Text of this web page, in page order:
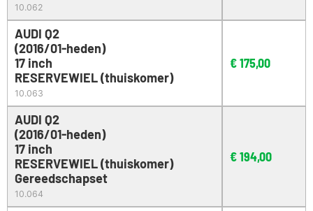
10.062
AUDI Q2
(2016/01-heden)
17 inch
RESERVEWIEL (thuiskomer)
10.063
€175,00
AUDI Q2
(2016/01-heden)
17 inch
RESERVEWIEL (thuiskomer)
Gereedschapset
10.064
€194,00